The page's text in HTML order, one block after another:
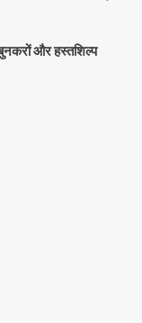
और हस्तशिल्प